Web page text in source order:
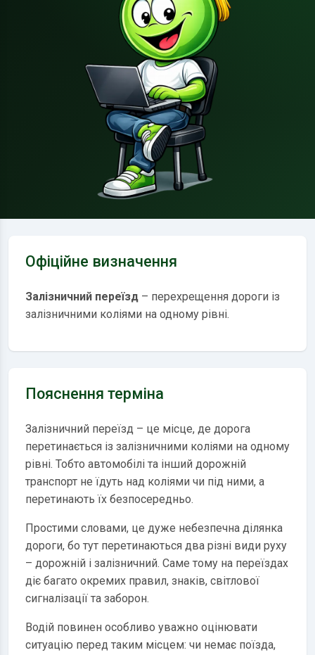
Офіційне визначення
Залізничний переїзд – перехрещення дороги із
залізничними коліями на одному рівні.
Пояснення терміна
Залізничний переїзд – це місце, де дорога
перетинається із залізничними коліями на одному
рівні. Тобто автомобілі та інший дорожній
транспорт не їдуть над коліями чи під ними, а
перетинають їх безпосередньо.
Простими словами, це дуже небезпечна ділянка
дороги, бо тут перетинаються два різні види руху
– дорожній і залізничний. Саме тому на переїздах
діє багато окремих правил, знаків, світлової
сигналізації та заборон.
Водій повинен особливо уважно оцінювати
ситуацію перед таким місцем: чи немає поїзда,